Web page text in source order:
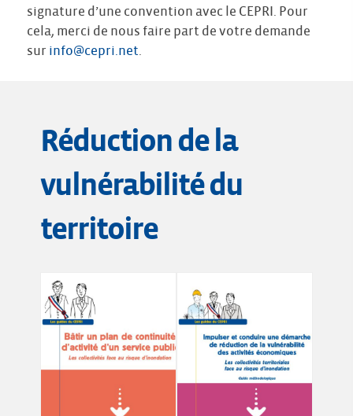
signature d’une convention avec le CEPRI. Pour
cela, merci de nous faire part de votre demande
sur info@cepri.net.
Réduction de la
vulnérabilité du
territoire